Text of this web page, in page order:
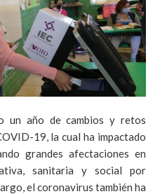
un año de cambios y retos
19, la cual ha impactado
grandes afectaciones en
sanitaria y social por
el coronavirus también ha